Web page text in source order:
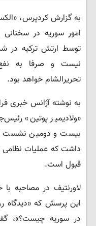
به گزارش کردپرس،
امور سوریه در
توسط ارتش ترکیه در
نیست و صرفا به
تحریرالشام خواهد بود.
به نوشته آژانس خبری
«ولادیمیر پوتین»
بیست و دومین نشست
داشت که عملیات نظامی
قبول است.
لاورنتیف در مصاحبه
این پرسش که «دیدگاه
در سوریه چیست؟»،